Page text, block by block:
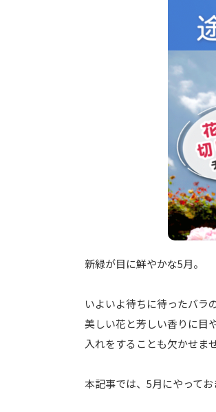
新緑が目に鮮やかな5月。
いよいよ待ちに待ったバラ
美しい花と芳しい香りに目
入れをすることも欠かせま
本記事では、5月にやって